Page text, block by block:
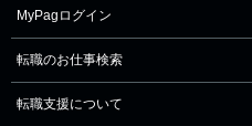
MyPagログイン
転職のお仕事検索
転職支援について